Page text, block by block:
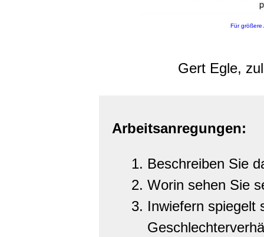
Für größere
Gert Egle,
Arbeitsanregungen:
Beschreiben Sie
Worin sehen Sie
Inwiefern spiegelt